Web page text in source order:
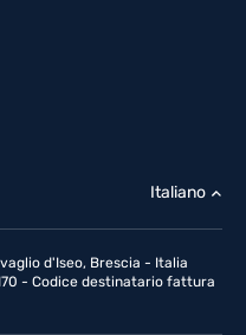
d'Iseo, Brescia - Italia
- Codice destinatario fattura
Italiano